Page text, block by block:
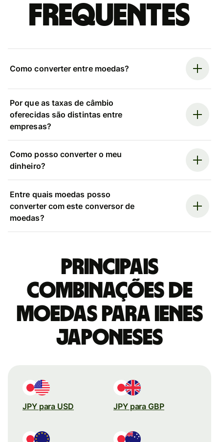
frequentes
Como converter entre moedas?
Por que as taxas de câmbio
oferecidas são distintas entre
empresas?
Como posso converter o meu
dinheiro?
Entre quais moedas posso
converter com este conversor de
moedas?
Principais
combinações de
moedas para Ienes
japoneses
JPY para USD JPY para GBP